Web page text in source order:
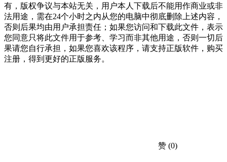
有，版权争议与本站无关，用户本人下载后不能用作商业或非
法用途，需在24个小时之内从您的电脑中彻底删除上述内容，
否则后果均由用户承担责任；如果您访问和下载此文件，表示
您同意只将此文件用于参考、学习而非其他用途，否则一切后
果请您自行承担，如果您喜欢该程序，请支持正版软件，购买
注册，得到更好的正版服务。
赞 (0)